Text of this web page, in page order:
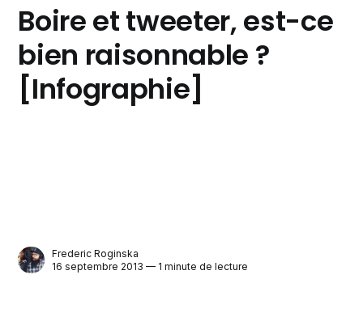
Boire et tweeter, est-ce
bien raisonnable ?
[Infographie]
Frederic Roginska
16 septembre 2013 — 1 minute de lecture